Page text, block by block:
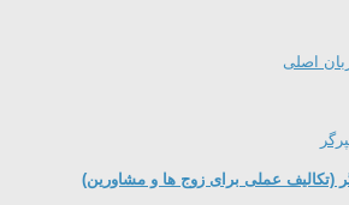
اصلی
(تکالیف عملی برای زوج ها و مشاورین)